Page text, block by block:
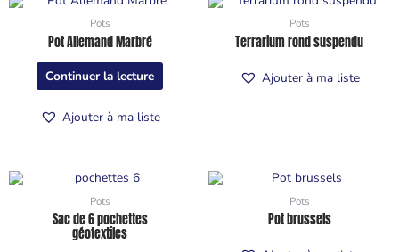
Pots
Pot Allemand Marbré
Continuer la lecture
Ajouter à ma liste
Pots
Terrarium rond suspendu
Ajouter à ma liste
Pots
Sac de 6 pochettes
géotextiles
Pots
Pot brussels